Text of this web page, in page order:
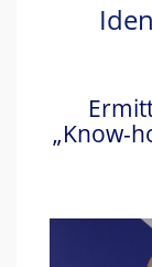
„Know-